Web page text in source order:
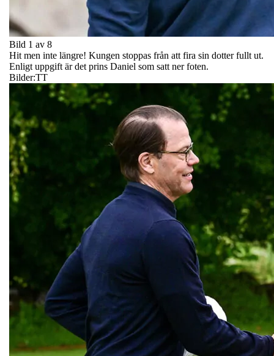
Bild 1 av 8
Hit men inte längre! Kungen stoppas från att fira sin dotter fullt ut.
Enligt uppgift är det prins Daniel som satt ner foten.
Bilder:TT